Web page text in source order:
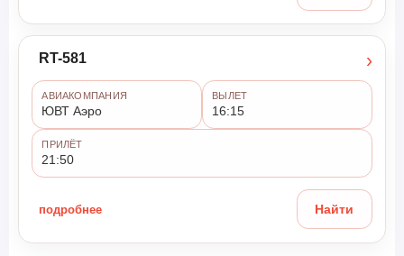
RT-581 ›
АВИАКОМПАНИЯ
ЮВТ Аэро
ВЫЛЕТ
16:15
ПРИЛЁТ
21:50
подробнее Найти